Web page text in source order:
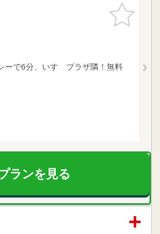
お気に入
りに追加
ーで6分、いすゞプラザ隣！無料
ランを見る